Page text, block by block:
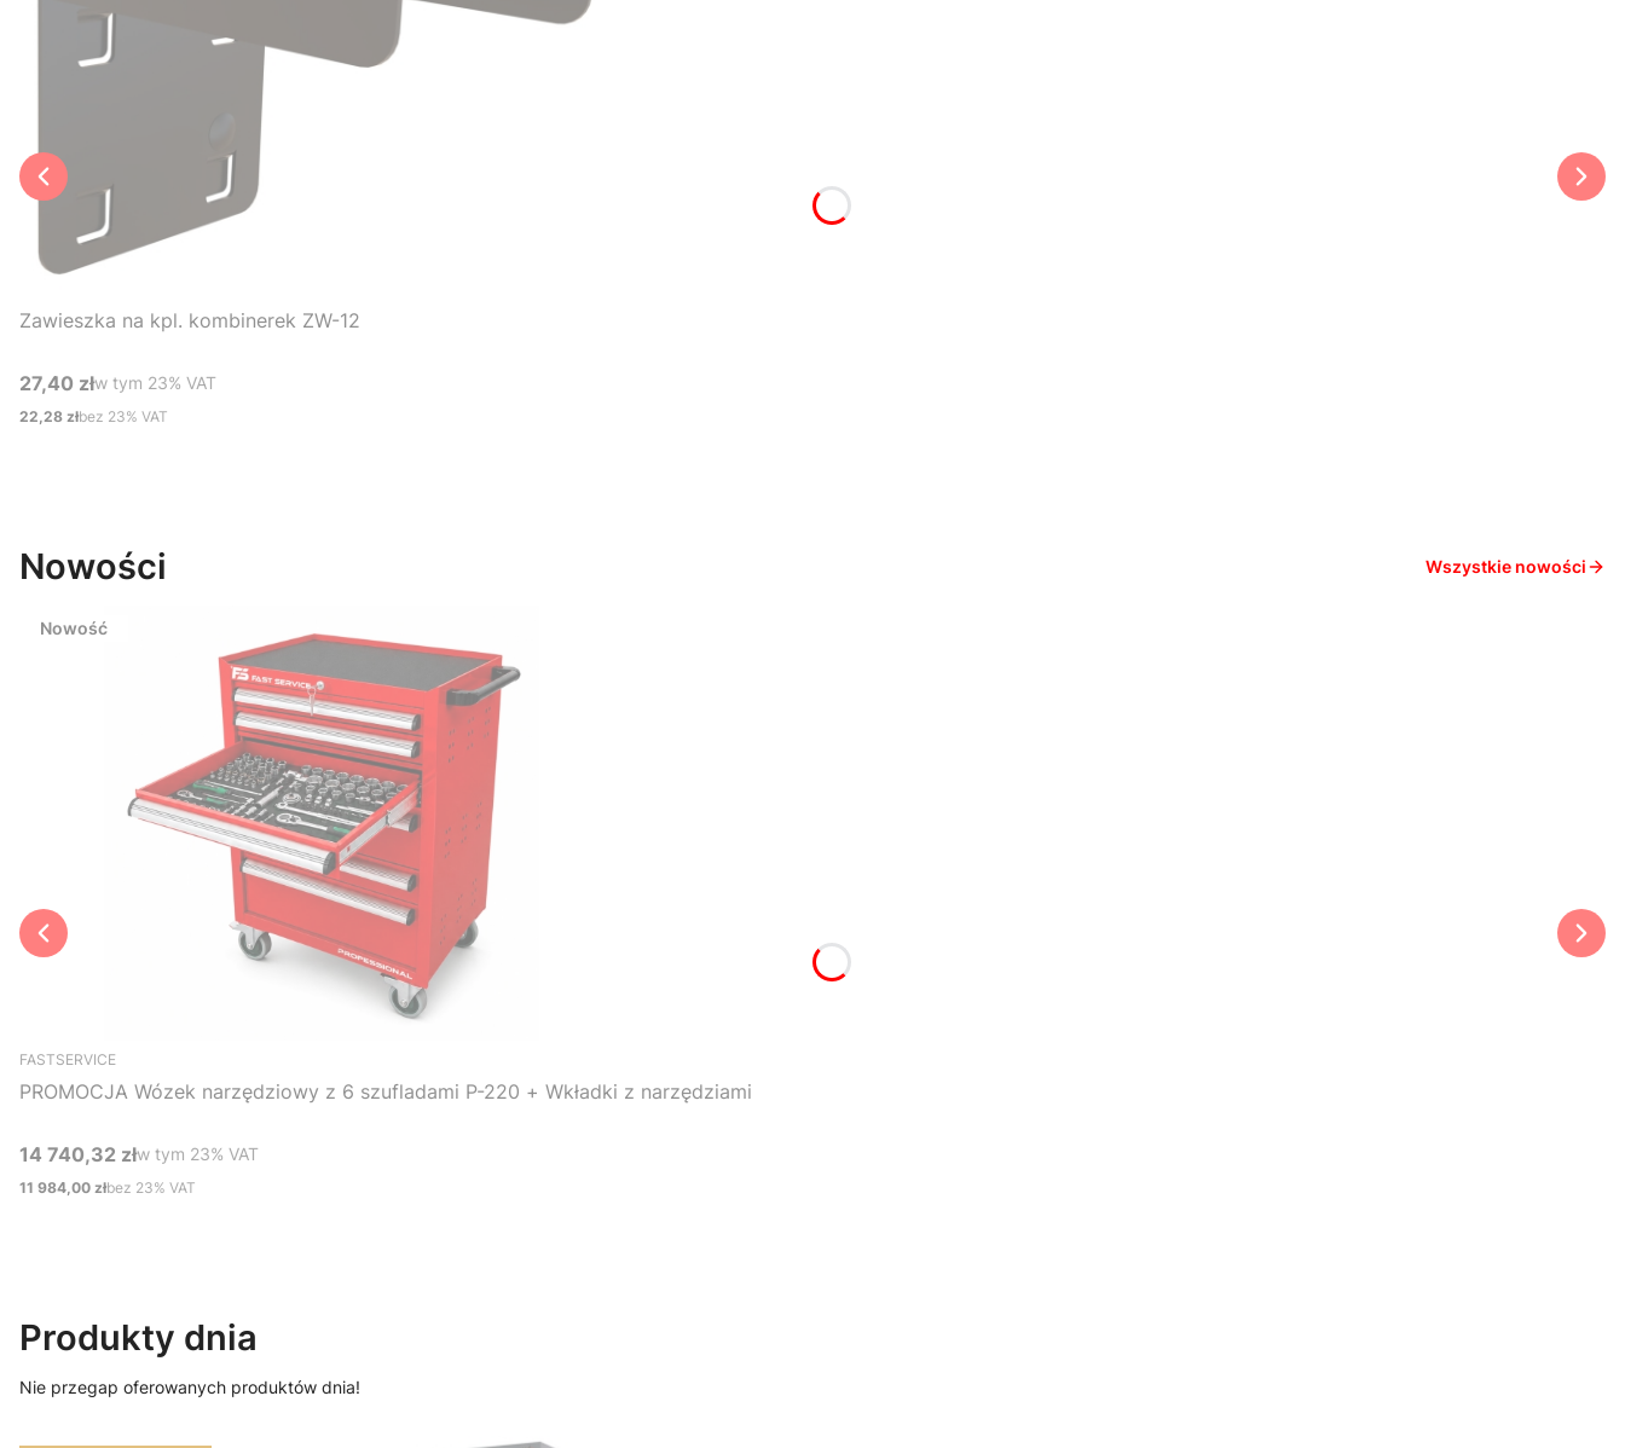
Zawieszka na kpl. kombinerek ZW-12
Cena brutto
27,40 złw tym %s VAT
w tym 23% VAT
Cena netto
22,28 złbez 23% VAT
Nowości Wszystkie nowości
Nowość
FASTSERVICE
PROMOCJA Wózek narzędziowy z 6 szufladami P-220 + Wkładki z narzędziami
Cena brutto
14 740,32 złw tym %s VAT
w tym 23% VAT
Cena netto
11 984,00 złbez 23% VAT
Produkty dnia
Nie przegap oferowanych produktów dnia!